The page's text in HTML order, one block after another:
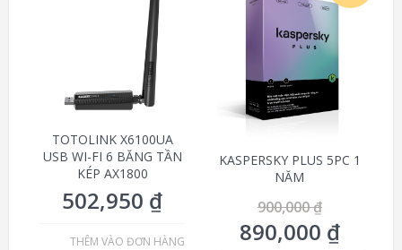
TOTOLINK X6100UA
USB WI-FI 6 BĂNG TẦN
KÉP AX1800
502,950 ₫
THÊM VÀO ĐƠN HÀNG
KASPERSKY PLUS 5PC 1
NĂM
900,000₫
890,000 ₫